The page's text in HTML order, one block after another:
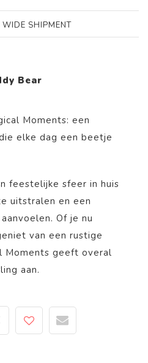
SHIPMENT
Bear
Moments: een
elke dag een beetje
feestelijke sfeer in huis
uitstralen en een
Of je nu
van een rustige
Moments geeft overal
aan.